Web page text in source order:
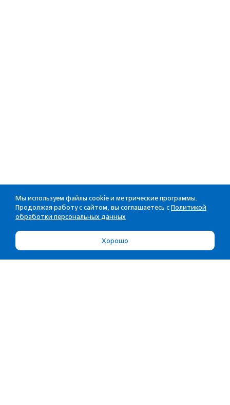
Мы используем файлы cookie и метрические программы.
Продолжая работу с сайтом, вы соглашаетесь с Политикой
обработки персональных данных
Хорошо